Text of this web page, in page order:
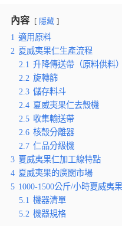
內容 隱藏
1 適用原料
2 夏威夷果仁生產流程
2.1 升降傳送帶（原料供料）
2.2 旋轉篩
2.3 儲存料斗
2.4 夏威夷果仁去殼機
2.5 收集輸送帶
2.6 核殼分離器
2.7 仁品分級機
3 夏威夷果仁加工線特點
4 夏威夷果的廣闊市場
5 1000-1500公斤/小時夏威夷
5.1 機器清單
5.2 機器規格